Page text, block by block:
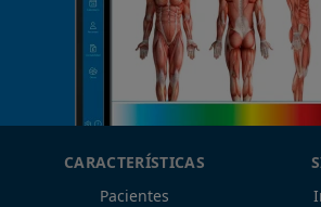
CARACTERÍSTICAS
Pacientes